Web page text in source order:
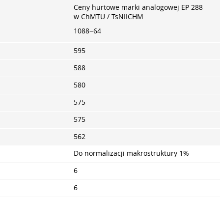
Ceny hurtowe marki analogowej EP 288
w ChMTU / TsNIICHM
1088−64
595
588
580
575
575
562
Do normalizacji makrostruktury 1%
6
6